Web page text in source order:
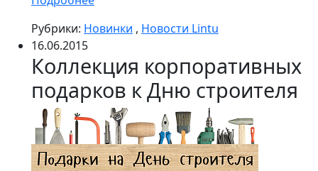
Рубрики: Новинки , Новости Lintu
16.06.2015
Коллекция корпоративных
подарков к Дню строителя